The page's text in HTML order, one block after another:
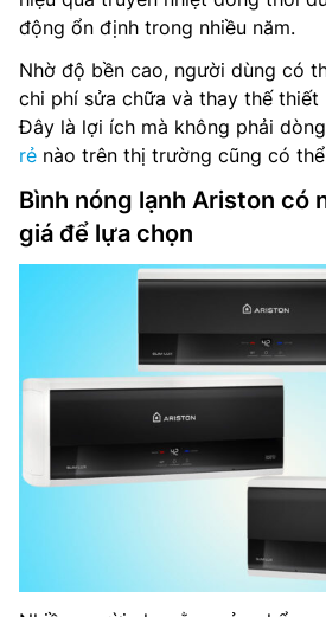
động ổn định trong nhiều năm.
Nhờ độ bền cao, người dùng có
chi phí sửa chữa và thay thế
Đây là lợi ích mà không phải dòng
rẻ nào trên thị trường cũng có
Bình nóng lạnh Ariston có
giá để lựa chọn